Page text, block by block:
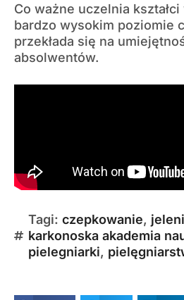
Co ważne uczelnia
bardzo wysokim poziomie
przekłada się na
absolwentów.
Tagi: czepkowanie,
karkonoska akademia
pielegniarki,